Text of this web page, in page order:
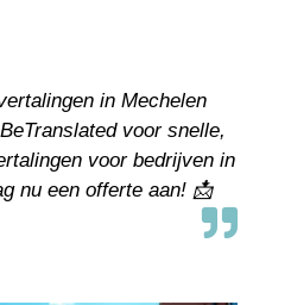
in Mechelen
voor snelle,
voor bedrijven in
nu een offerte aan! 📩
